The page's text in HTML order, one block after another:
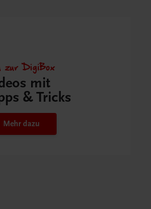
zur DigiBox
mit
& Tricks
Mehr dazu